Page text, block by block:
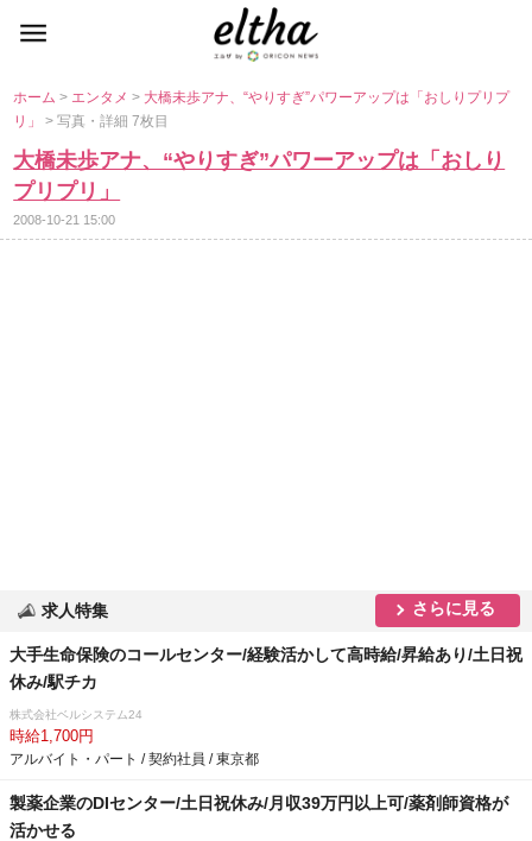
ホーム> エンタメ> 大橋未歩アナ、“やりすぎ”パワーアップは「おしりプリプ
リ」> 写真・詳細 7枚目
大橋未歩アナ、“やりすぎ”パワーアップは「おしり
プリプリ」
2008-10-21 15:00
求人特集 さらに見る
大手生命保険のコールセンター/経験活かして高時給/昇給あり/土日祝
休み/駅チカ
株式会社ベルシステム24
時給1,700円
アルバイト・パート / 契約社員 / 東京都
製薬企業のDIセンター/土日祝休み/月収39万円以上可/薬剤師資格が
活かせる